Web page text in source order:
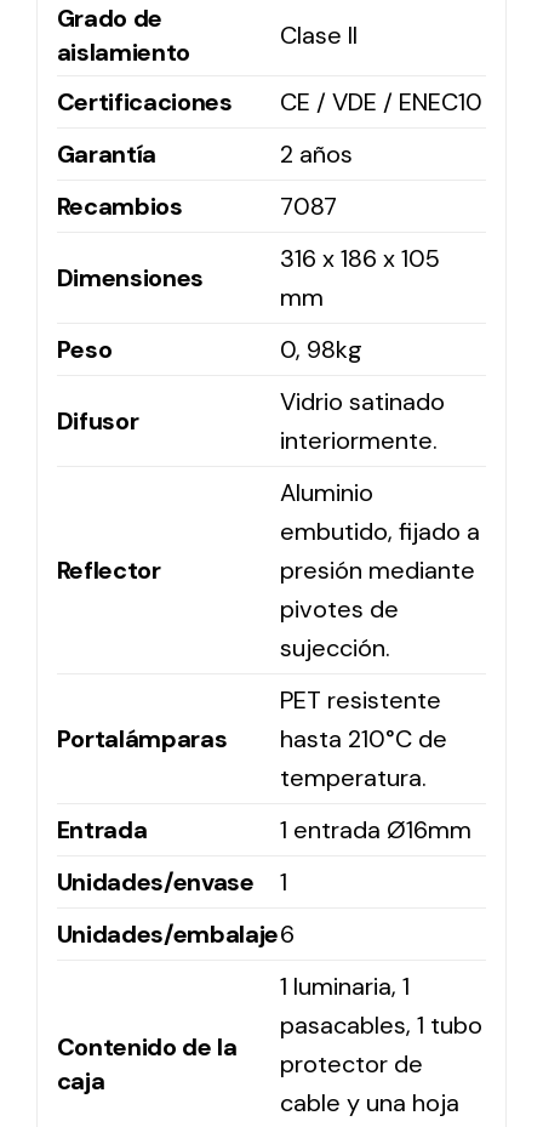
Grado de
aislamiento
Clase II
Certificaciones
CE / VDE / ENEC10
Garantía
2 años
Recambios
7087
Dimensiones
316 x 186 x 105
mm
Peso
0, 98kg
Difusor
Vidrio satinado
interiormente.
Reflector
Aluminio
embutido, fijado a
presión mediante
pivotes de
sujección.
Portalámparas
PET resistente
hasta 210°C de
temperatura.
Entrada
1 entrada Ø16mm
Unidades/envase
1
Unidades/embalaje6
Contenido de la
caja
1 luminaria, 1
pasacables, 1 tubo
protector de
cable y una hoja